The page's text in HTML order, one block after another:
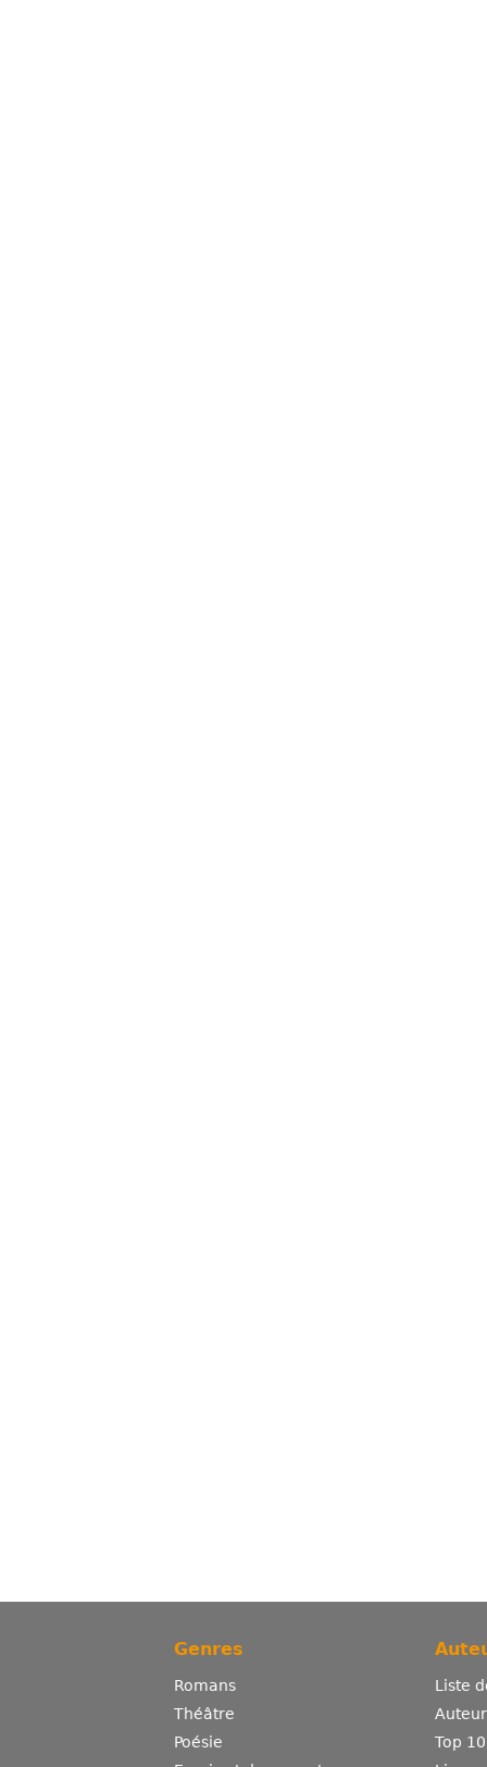
Genres
Romans
Théâtre
Poésie
Liste
Top